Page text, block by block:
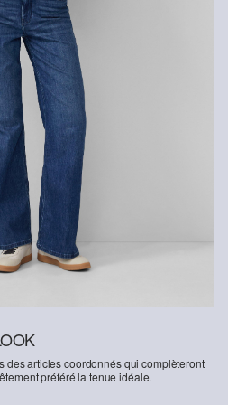
des articles coordonnés qui complèteront
préféré la tenue idéale.